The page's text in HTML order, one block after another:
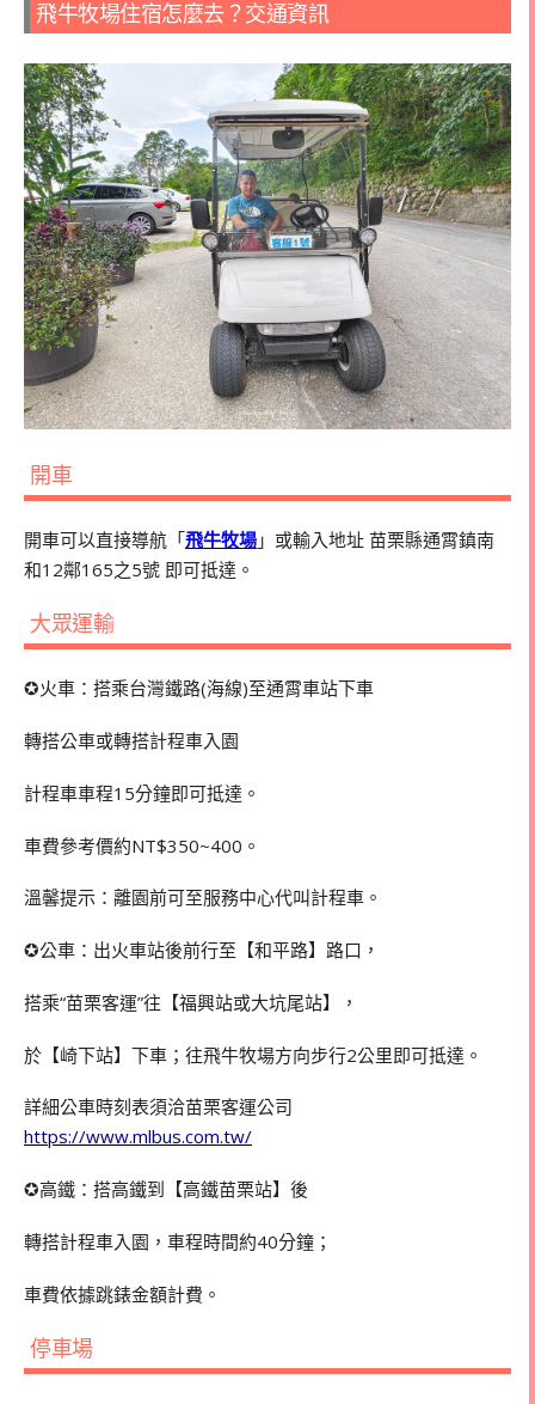
飛牛牧場住宿怎麼去？交通資訊
開車
開車可以直接導航「飛牛牧場 」或輸入地址 苗栗縣通霄鎮南
和12鄰165之5號 即可抵達。
大眾運輸
✪火車：搭乘台灣鐵路(海線)至通霄車站下車
轉搭公車或轉搭計程車入園
計程車車程15分鐘即可抵達。
車費參考價約NT$350~400。
溫馨提示：離園前可至服務中心代叫計程車。
✪公車：出火車站後前行至【和平路】路口，
搭乘“苗栗客運”往【福興站或大坑尾站】，
於【崎下站】下車；往飛牛牧場方向步行2公里即可抵達。
詳細公車時刻表須洽苗栗客運公司
https://www.mlbus.com.tw/
✪高鐵：搭高鐵到【高鐵苗栗站】後
轉搭計程車入園，車程時間約40分鐘；
車費依據跳錶金額計費。
停車場